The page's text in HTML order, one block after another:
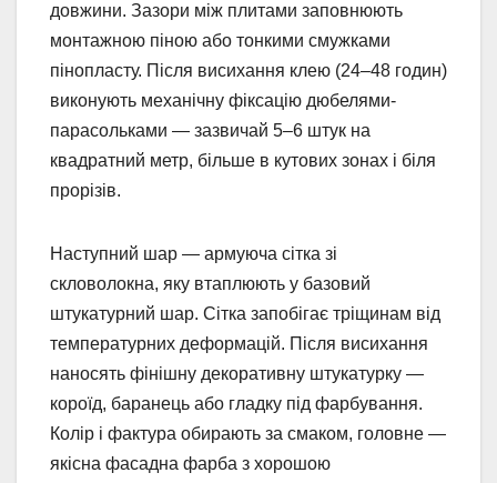
довжини. Зазори між плитами заповнюють
монтажною піною або тонкими смужками
пінопласту. Після висихання клею (24–48 годин)
виконують механічну фіксацію дюбелями-
парасольками — зазвичай 5–6 штук на
квадратний метр, більше в кутових зонах і біля
прорізів.
Наступний шар — армуюча сітка зі
скловолокна, яку втаплюють у базовий
штукатурний шар. Сітка запобігає тріщинам від
температурних деформацій. Після висихання
наносять фінішну декоративну штукатурку —
короїд, баранець або гладку під фарбування.
Колір і фактура обирають за смаком, головне —
якісна фасадна фарба з хорошою